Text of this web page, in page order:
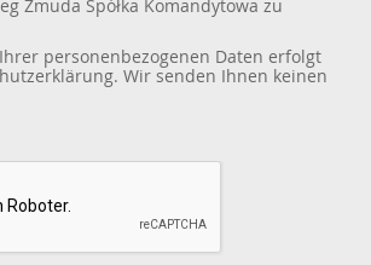
Żmuda Spółka Komandytowa zu
personenbezogenen Daten erfolgt
. Wir senden Ihnen keinen